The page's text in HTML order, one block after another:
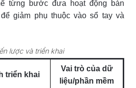
từng bước đưa hoạt động bán
giảm phụ thuộc vào sổ tay và
lược và triển khai
triển khai
Vai trò của dữ
liệu/phần mềm